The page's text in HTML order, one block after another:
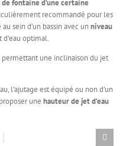
fontaine d’une certaine
recommandé pour les
sein d’un bassin avec unniveau
optimal.
permettant une inclinaison du jet
l’ajutage est équipé ou non d’un
une hauteur de jet d’eau